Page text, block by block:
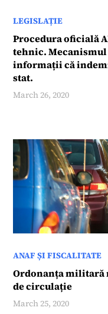
LEGISLAȚIE
Procedura oficială
tehnic.
informații că
stat.
March 26, 2020
ANAF ȘI FISCALITATE
Ordonanța
de circulație
March 25, 2020